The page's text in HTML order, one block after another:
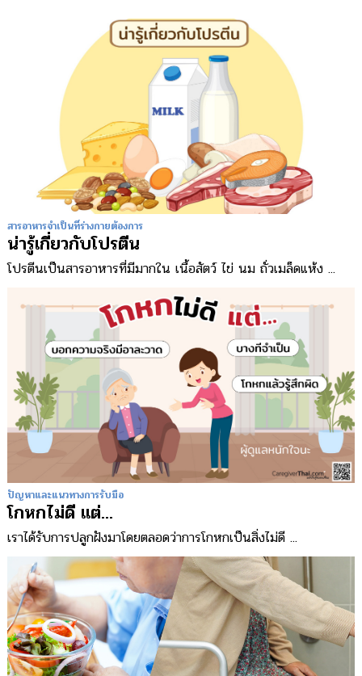
สารอาหารจำเป็นที่ร่างกายต้องการ
น่ารู้เกี่ยวกับโปรตีน
โปรตีนเป็นสารอาหารที่มีมากใน เนื้อสัตว์ ไข่ นม ถั่วเมล็ดแห้ง ...
ปัญหาและแนวทางการรับมือ
โกหกไม่ดี แต่...
เราได้รับการปลูกฝังมาโดยตลอดว่าการโกหกเป็นสิ่งไม่ดี ...